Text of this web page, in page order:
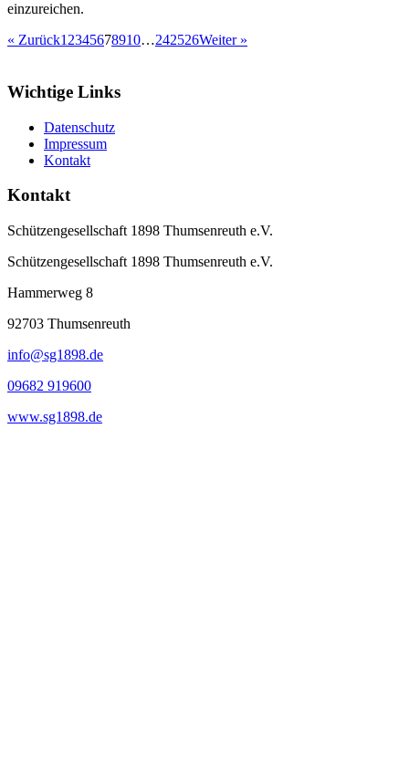
einzureichen.
« Zurück1 2345678910…242526Weiter »
Wichtige Links
Datenschutz
Impressum
Kontakt
Kontakt
Schützengesellschaft 1898 Thumsenreuth e.V.
Schützengesellschaft 1898 Thumsenreuth e.V.
Hammerweg 8
92703 Thumsenreuth
info@sg1898.de
09682 919600
www.sg1898.de